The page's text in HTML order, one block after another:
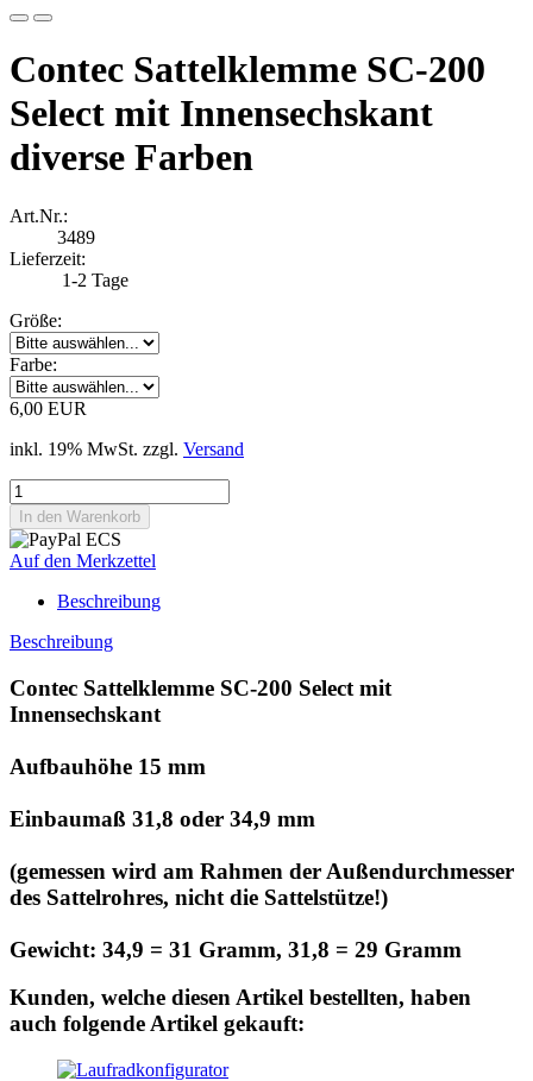
Contec Sattelklemme SC-200
Select mit Innensechskant
diverse Farben
Art.Nr.:
3489
Lieferzeit:
1-2 Tage
Größe:
Farbe:
6,00 EUR
inkl. 19% MwSt. zzgl. Versand
Auf den Merkzettel
Beschreibung
Beschreibung
Contec Sattelklemme SC-200 Select mit
Innensechskant
Aufbauhöhe 15 mm
Einbaumaß 31,8 oder 34,9 mm
(gemessen wird am Rahmen der Außendurchmesser
des Sattelrohres, nicht die Sattelstütze!)
Gewicht: 34,9 = 31 Gramm, 31,8 = 29 Gramm
Kunden, welche diesen Artikel bestellten, haben
auch folgende Artikel gekauft: